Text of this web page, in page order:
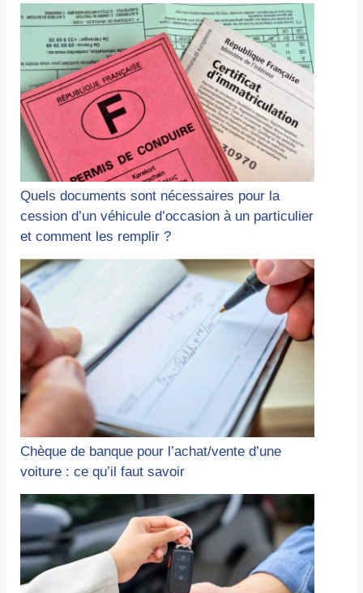
Quels documents sont nécessaires pour la
cession d’un véhicule d’occasion à un particulier
et comment les remplir ?
Chèque de banque pour l’achat/vente d’une
voiture : ce qu’il faut savoir